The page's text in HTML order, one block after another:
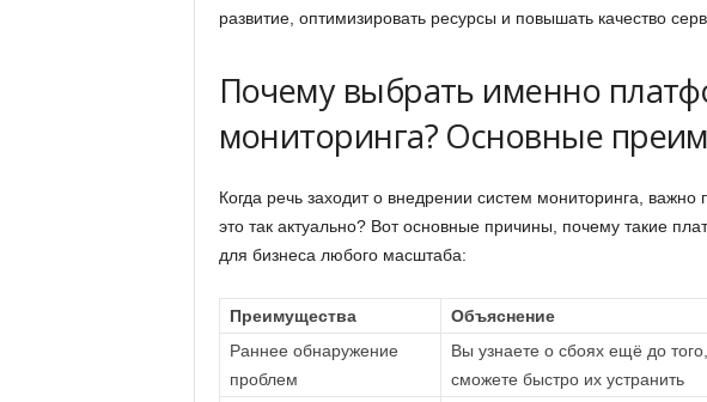
развитие, оптимизировать ресурсы и повышать качество
Почему выбрать именно
мониторинга? Основные
Когда речь заходит о внедрении систем мониторинга,
это так актуально? Вот основные причины, почему такие
для бизнеса любого масштаба:
Преимущества
Объяснение
Раннее обнаружение
проблем
Вы узнаете о сбоях ещё до
сможете быстро их устранить